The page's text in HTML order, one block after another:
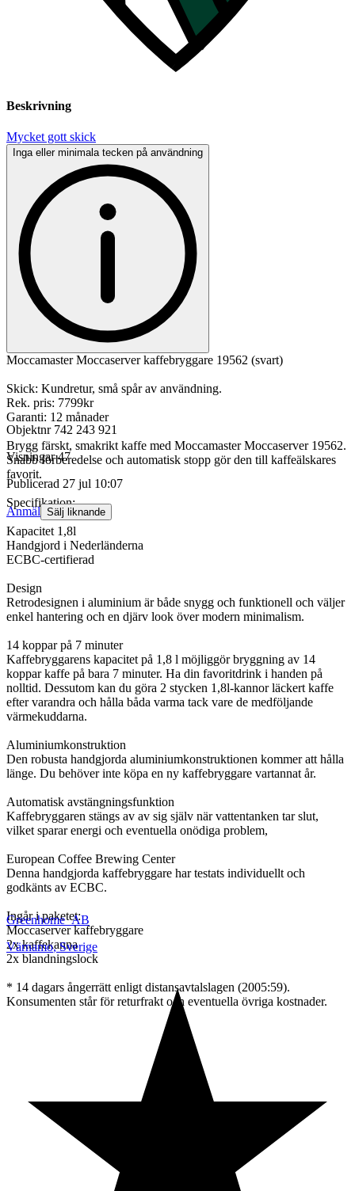
Beskrivning
Mycket gott skick
Inga eller minimala tecken på användning
Moccamaster Moccaserver kaffebryggare 19562 (svart)
Skick: Kundretur, små spår av användning.
Rek. pris: 7799kr
Garanti: 12 månader
Brygg färskt, smakrikt kaffe med Moccamaster Moccaserver 19562.
Snabb förberedelse och automatisk stopp gör den till kaffeälskares
favorit.
Specifikation:
Kapacitet 1,8l
Handgjord i Nederländerna
ECBC-certifierad
Design
Retrodesignen i aluminium är både snygg och funktionell och väljer
enkel hantering och en djärv look över modern minimalism.
14 koppar på 7 minuter
Kaffebryggarens kapacitet på 1,8 l möjliggör bryggning av 14
koppar kaffe på bara 7 minuter. Ha din favoritdrink i handen på
nolltid. Dessutom kan du göra 2 stycken 1,8l-kannor läckert kaffe
efter varandra och hålla båda varma tack vare de medföljande
värmekuddarna.
Aluminiumkonstruktion
Den robusta handgjorda aluminiumkonstruktionen kommer att hålla
länge. Du behöver inte köpa en ny kaffebryggare vartannat år.
Automatisk avstängningsfunktion
Kaffebryggaren stängs av av sig själv när vattentanken tar slut,
vilket sparar energi och eventuella onödiga problem,
European Coffee Brewing Center
Denna handgjorda kaffebryggare har testats individuellt och
godkänts av ECBC.
Ingår i paketet:
Moccaserver kaffebryggare
2x kaffekanna
2x blandningslock
* 14 dagars ångerrätt enligt distansavtalslagen (2005:59).
Konsumenten står för returfrakt och eventuella övriga kostnader.
Objektnr 742 243 921
Visningar 47
Publicerad 27 jul 10:07
Anmäl Sälj liknande
Greenhome_AB
Värnamo,Sverige